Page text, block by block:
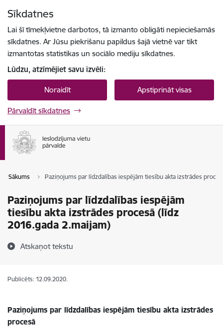
Sīkdatnes
Lai šī tīmekļvietne darbotos, tā izmanto obligāti nepieciešamās
sīkdatnes. Ar Jūsu piekrišanu papildus šajā vietnē var tikt
izmantotas statistikas un sociālo mediju sīkdatnes.
Lūdzu, atzīmējiet savu izvēli:
Noraidīt Apstiprināt visas
Pārvaldīt sīkdatnes
Sākums Paziņojums par līdzdalības iespējām tiesību akta izstrādes
Paziņojums par līdzdalības iespējām
tiesību akta izstrādes procesā (līdz
2016.gada 2.maijam)
Atskaņot tekstu
Publicēts: 12.09.2020.
Paziņojums par līdzdalības iespējām tiesību akta izstrādes
procesā